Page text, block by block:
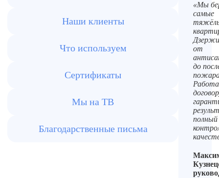
Наши клиенты
Что используем
Сертификаты
Мы на ТВ
Благодарственные письма
«Мы
самые
от
до
полный